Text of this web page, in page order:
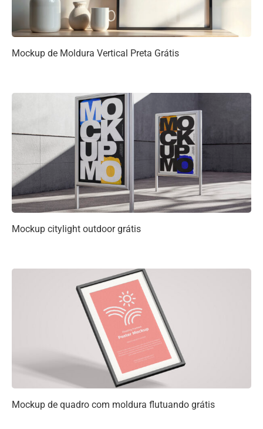
Mockup de Moldura Vertical Preta Grátis
Mockup citylight outdoor grátis
Mockup de quadro com moldura flutuando grátis